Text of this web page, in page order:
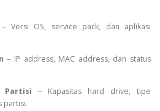
– Versi OS, service pack, dan aplikasi
– IP address, MAC address, dan status
– Kapasitas hard drive, tipe
partisi.